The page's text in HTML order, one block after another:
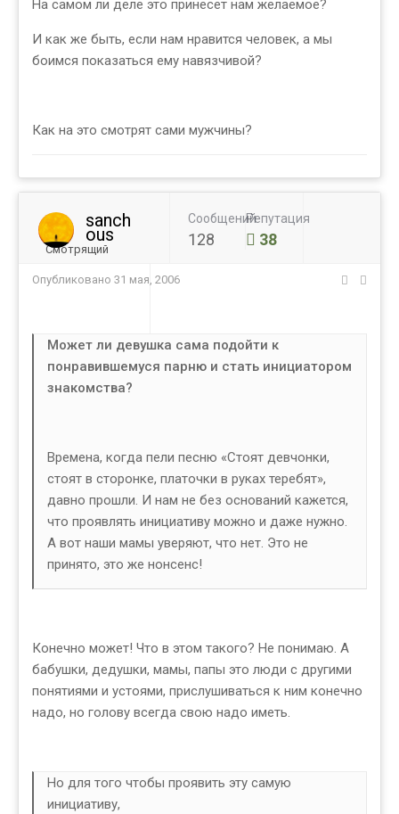
На самом ли деле это принесет нам желаемое?
И как же быть, если нам нравится человек, а мы
боимся показаться ему навязчивой?
Как на это смотрят сами мужчины?
sanch
ous
Смотрящий
Сообщений
128
Репутация
38
Опубликовано 31 мая, 2006
Может ли девушка сама подойти к
понравившемуся парню и стать инициатором
знакомства?
Времена, когда пели песню «Стоят девчонки,
стоят в сторонке, платочки в руках теребят»,
давно прошли. И нам не без оснований кажется,
что проявлять инициативу можно и даже нужно.
А вот наши мамы уверяют, что нет. Это не
принято, это же нонсенс!
Конечно может! Что в этом такого? Не понимаю. А
бабушки, дедушки, мамы, папы это люди с другими
понятиями и устоями, прислушиваться к ним конечно
надо, но голову всегда свою надо иметь.
Но для того чтобы проявить эту самую
инициативу,